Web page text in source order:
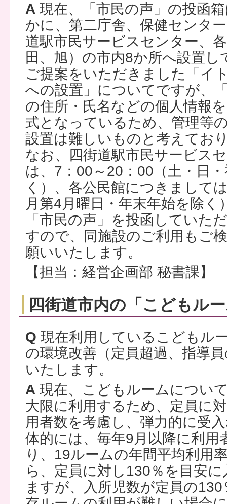
A 現在、「市民の声」の投函
かに、第二庁舎、保健センタ
道駅市民サービスセンター、
田、旭）の市内8か所へ設置し
ご提案をいただきました「イ
への設置」についてですが、
の住所・氏名などの個人情報
式となっているため、管理等
設置は難しいものと考えてお
なお、四街道駅市民サービス
は、7：00～20：00（土・日
く）、各公民館につきまして
月第4月曜日・年末年始を除く
「市民の声」を投函していた
すので、同施設のご利用もご
願いいたします。
【担当：経営企画部 秘書課】
四街道市内の「こどもル
Q 現在利用しているこどもル
の環境改善（定員超過、指導
いたします。
A 現在、こどもルームについ
大限に利用するため、定員に
用者数を考慮し、弾力的に受
体的には、毎年9月以降に利用
り、19ルームの年間平均利用
ら、定員に対し130％を目安
ますが、入所児数が定員の